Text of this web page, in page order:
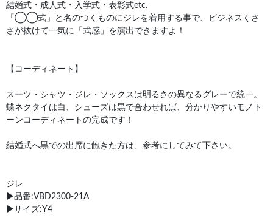
結婚式・成人式・入学式・表彰式etc.
「◯◯式」と名のつくものにジレを着用する事で、ビジネスくさ
さが抜けて一気に「式感」を演出できますよ！
【コーディネート】
スーツ・シャツ・ジレ・ソックスは明るさの異なるグレーで統一。
蝶ネクタイは白、シューズは黒で合わせれば、分かりやすいモノト
ーンコーディネートの完成です！
結婚式へ黒での出席に飽きた方は、参考にしてみて下さい。
ジレ
▶︎品番:VBD2300-21A
▶︎サイズ:Y4